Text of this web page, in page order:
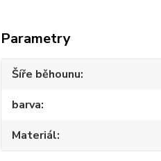
Parametry
Šíře běhounu
barva
Materiál